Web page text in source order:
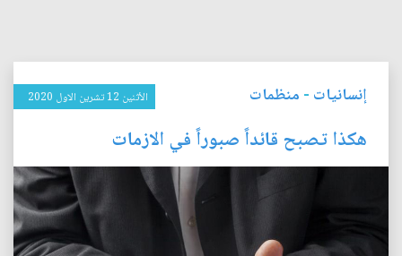
إنسانيات - منظمات الأثنين 12 تشرين الاول 2020
هكذا تصبح قائداً صبوراً في الازمات